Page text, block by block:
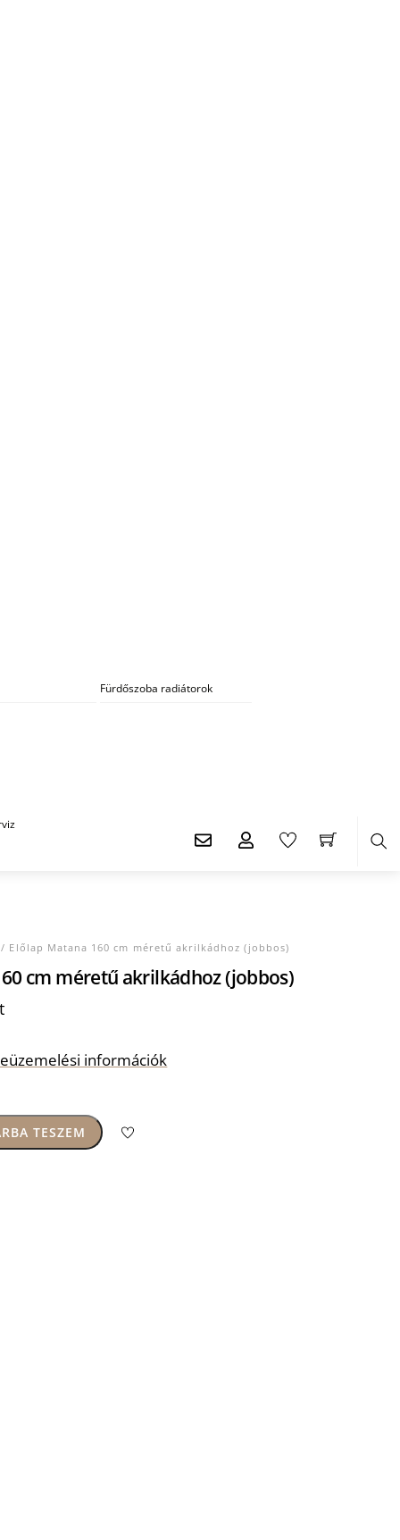
Fürdőszoba radiátorok
/ Előlap Matana 160 cm méretű akrilkádhoz (jobbos)
cm méretű akrilkádhoz (jobbos)
Current
is:
66.405 Ft.
információk
TESZEM